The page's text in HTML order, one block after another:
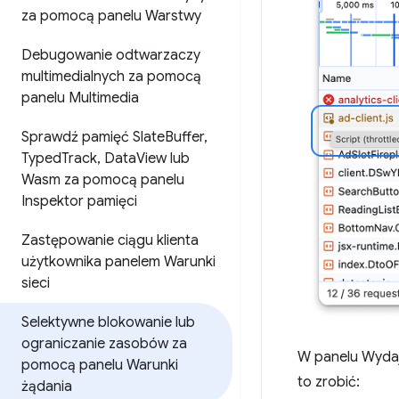
za pomocą panelu Warstwy
Debugowanie odtwarzaczy
multimedialnych za pomocą
panelu Multimedia
Sprawdź pamięć SlateBuffer,
TypedTrack, DataView lub
Wasm za pomocą panelu
Inspektor pamięci
Zastępowanie ciągu klienta
użytkownika panelem Warunki
sieci
Selektywne blokowanie lub
ograniczanie zasobów za
pomocą panelu Warunki
żądania
W panelu
to zrobić: